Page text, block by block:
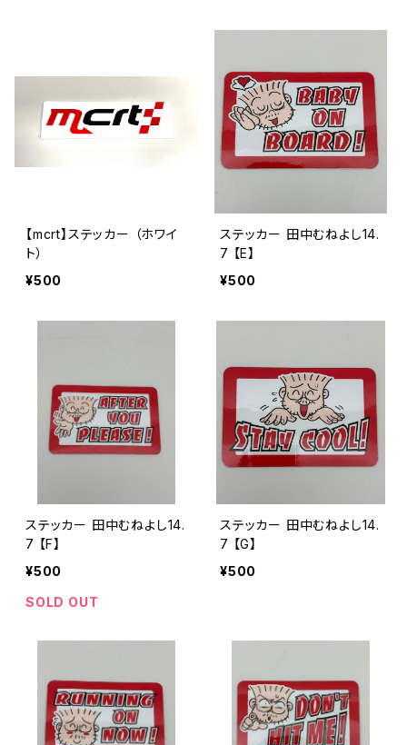
【mcrt】ステッカー （ホワイ
ト）
¥500
ステッカー 田中むねよし14.
7 【E】
¥500
ステッカー 田中むねよし14.
7 【F】
¥500
SOLD OUT
ステッカー 田中むねよし14.
7 【G】
¥500